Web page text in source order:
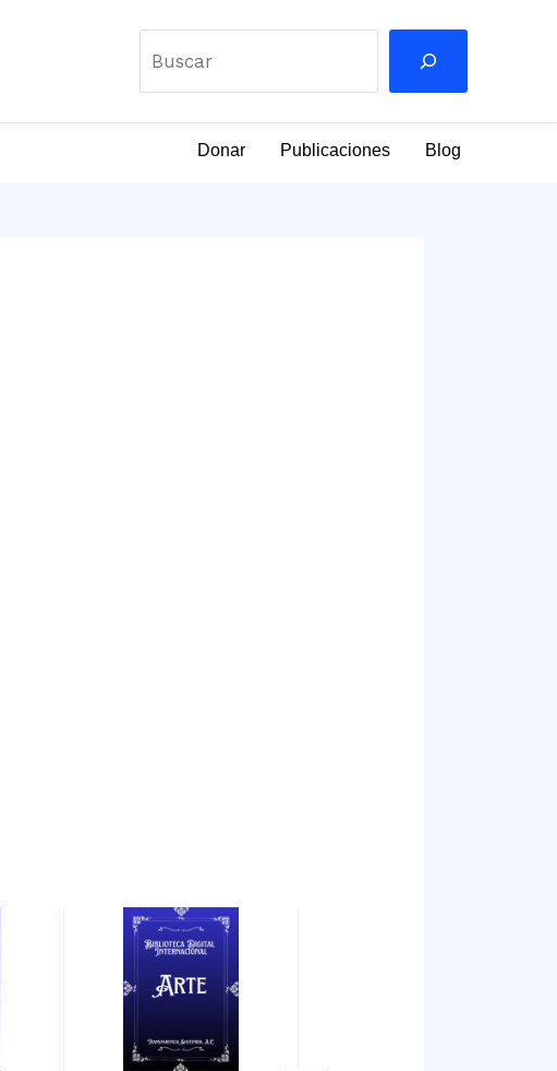
Buscar
Donar Publicaciones Blog